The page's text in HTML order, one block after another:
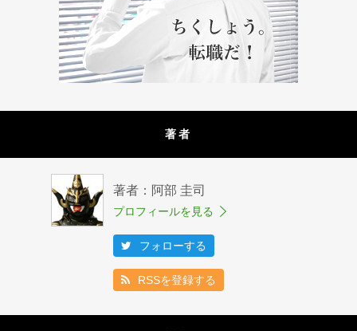
著者
著者：阿部 圭司
プロフィールを見る
フォローする
RSSを登録する